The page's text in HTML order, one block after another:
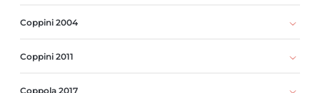
Coppini 2004
Coppini 2011
Coppola 2017